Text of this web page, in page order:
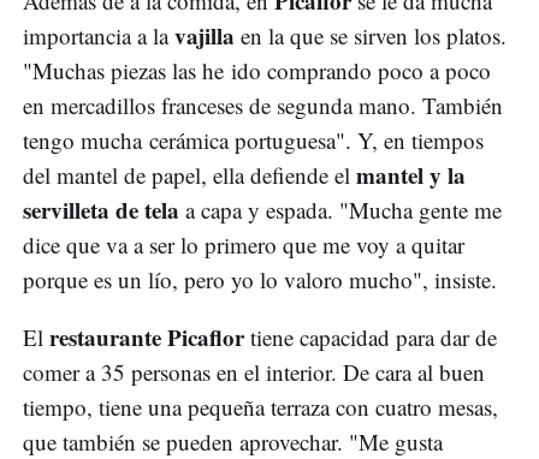
importancia a lavajilla en la que se sirven los platos.
"Muchas piezas las he ido comprando poco a poco
en mercadillos franceses de segunda mano. También
tengo mucha cerámica portuguesa". Y, en tiempos
del mantel de papel, ella defiende el mantel y la
servilleta de tela a capa y espada. "Mucha gente me
dice que va a ser lo primero que me voy a quitar
porque es un lío, pero yo lo valoro mucho", insiste.
El restaurante Picaflortiene capacidad para dar de
comer a 35 personas en el interior. De cara al buen
tiempo, tiene una pequeña terraza con cuatro mesas,
que también se pueden aprovechar. "Me gusta